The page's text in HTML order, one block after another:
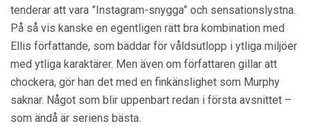
tenderar att vara ”Instagram-snygga” och sensationslystna.
På så vis kanske en egentligen rätt bra kombination med
Ellis författande, som bäddar för våldsutlopp i ytliga miljöer
med ytliga karaktärer. Men även om författaren gillar att
chockera, gör han det med en finkänslighet som Murphy
saknar. Något som blir uppenbart redan i första avsnittet –
som ändå är seriens bästa.